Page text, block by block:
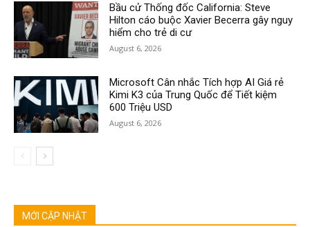
Bầu cử Thống đốc California: Steve
Hilton cáo buộc Xavier Becerra gây nguy
hiểm cho trẻ di cư
August 6, 2026
Microsoft Cân nhắc Tích hợp AI Giá rẻ
Kimi K3 của Trung Quốc để Tiết kiệm
600 Triệu USD
August 6, 2026
MỚI CẬP NHẬT